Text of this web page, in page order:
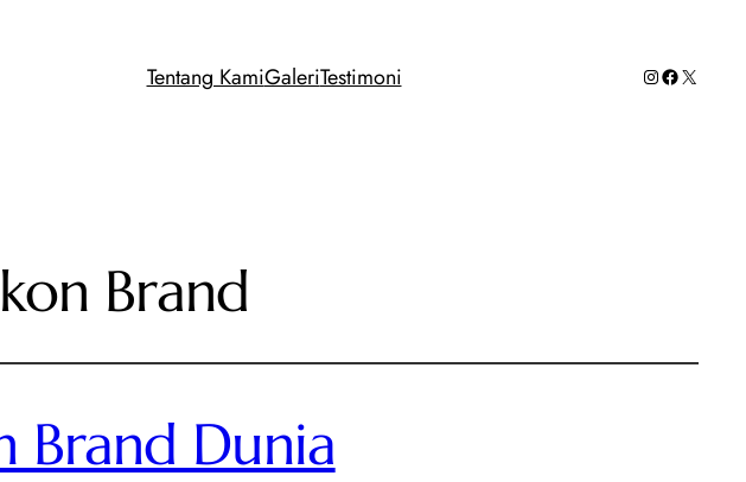
Tentang KamiGaleriTestimoni Instagram
Facebook
X
Brand
Brand Dunia